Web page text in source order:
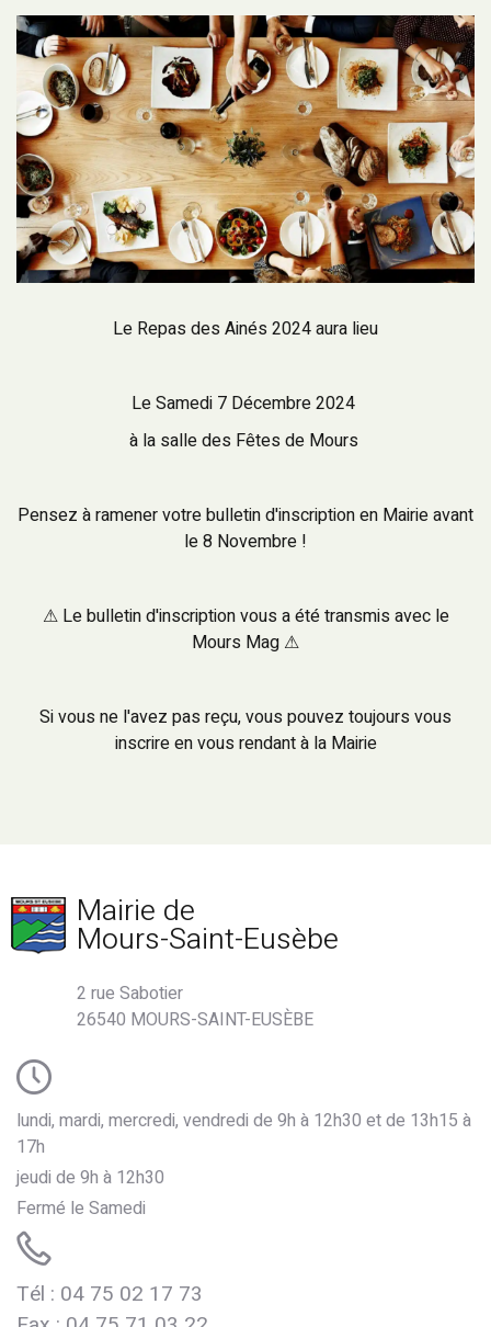
Le Repas des Ainés 2024 aura lieu
Le Samedi 7 Décembre 2024
à la salle des Fêtes de Mours
Pensez à ramener votre bulletin d'inscription en Mairie avant
le 8 Novembre !
⚠ Le bulletin d'inscription vous a été transmis avec le
Mours Mag ⚠
Si vous ne l'avez pas reçu, vous pouvez toujours vous
inscrire en vous rendant à la Mairie
Mairie de
Mours-Saint-Eusèbe
2 rue Sabotier
26540 MOURS-SAINT-EUSÈBE
lundi, mardi, mercredi, vendredi de 9h à 12h30 et de 13h15 à
17h
jeudi de 9h à 12h30
Fermé le Samedi
Tél : 04 75 02 17 73